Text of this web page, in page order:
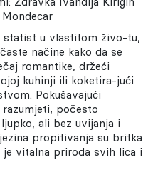
Mondecar
statist u vlastitom živo-tu,
načine kako da se
romantike, držeći
kuhinji ili koketira-jući
Pokušavajući
počesto
ali bez uvijanja i
propitivanja su britka
je vitalna priroda svih lica i